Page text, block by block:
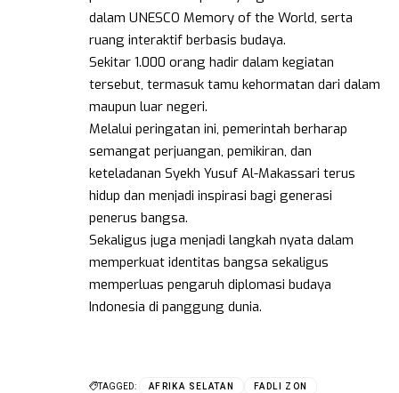
dalam UNESCO Memory of the World, serta
ruang interaktif berbasis budaya.
Sekitar 1.000 orang hadir dalam kegiatan
tersebut, termasuk tamu kehormatan dari dalam
maupun luar negeri.
Melalui peringatan ini, pemerintah berharap
semangat perjuangan, pemikiran, dan
keteladanan Syekh Yusuf Al-Makassari terus
hidup dan menjadi inspirasi bagi generasi
penerus bangsa.
Sekaligus juga menjadi langkah nyata dalam
memperkuat identitas bangsa sekaligus
memperluas pengaruh diplomasi budaya
Indonesia di panggung dunia.
TAGGED: AFRIKA SELATAN
FADLI ZON